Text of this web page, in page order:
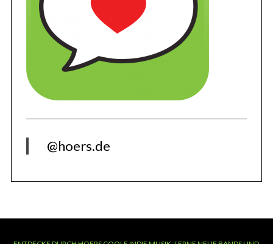
@hoers.de